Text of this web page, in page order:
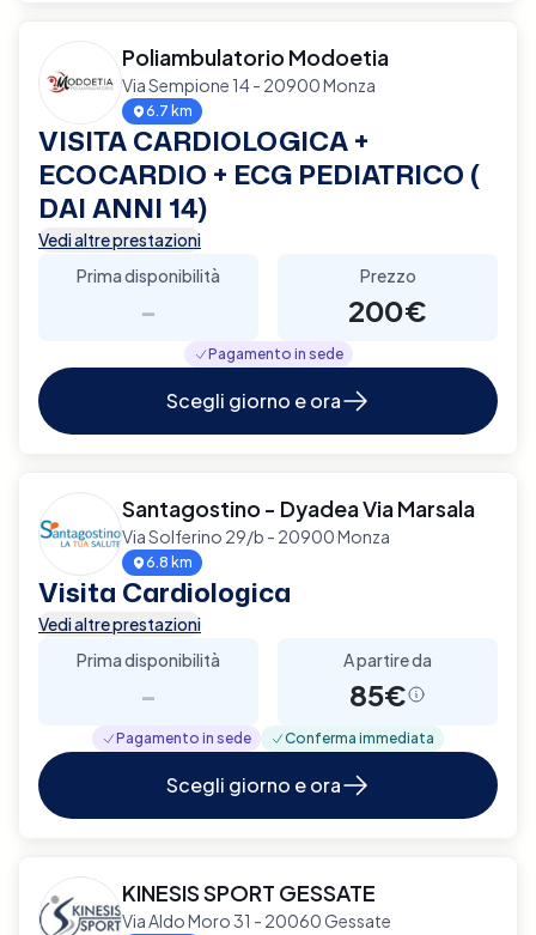
Poliambulatorio Modoetia
Via Sempione 14 - 20900 Monza
6.7 km
VISITA CARDIOLOGICA +
ECOCARDIO + ECG PEDIATRICO (
DAI ANNI 14)
Vedi altre prestazioni
Prima disponibilità
-
Prezzo
200€
Pagamento in sede
Scegli giorno e ora
Santagostino - Dyadea Via Marsala
Via Solferino 29/b - 20900 Monza
6.8 km
Visita Cardiologica
Vedi altre prestazioni
Prima disponibilità
-
A partire da
85€
Pagamento in sede Conferma immediata
Scegli giorno e ora
KINESIS SPORT GESSATE
Via Aldo Moro 31 - 20060 Gessate